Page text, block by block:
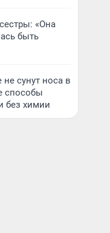
«Она
быть
сунут носа в
способы
без химии